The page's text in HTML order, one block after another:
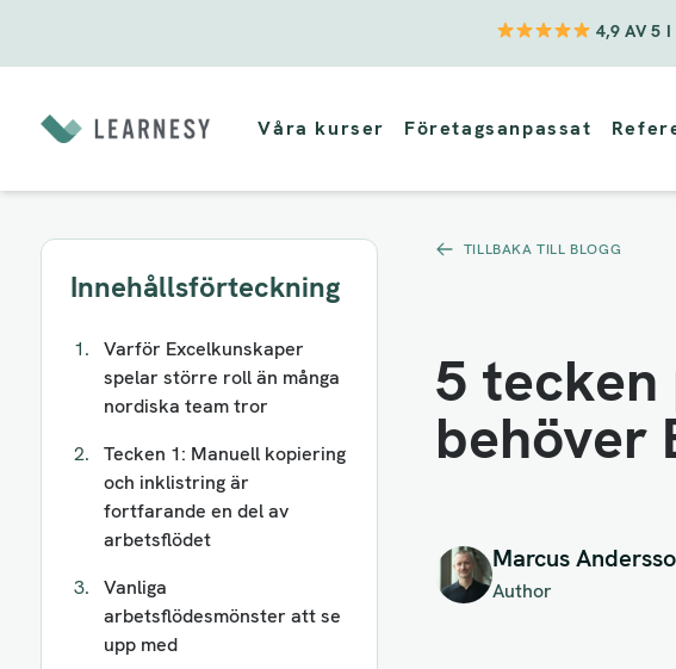
4,9 AV 5 I
innehåll
Våra kurser Företagsanpassat
Innehållsförteckning
Varför Excelkunskaper
spelar större roll än många
nordiska team tror
Tecken 1: Manuell kopiering
och inklistring är
fortfarande en del av
arbetsflödet
Vanliga
arbetsflödesmönster att se
upp med
TILLBAKA TILL BLOGG
5
behöver
Marcus
Author